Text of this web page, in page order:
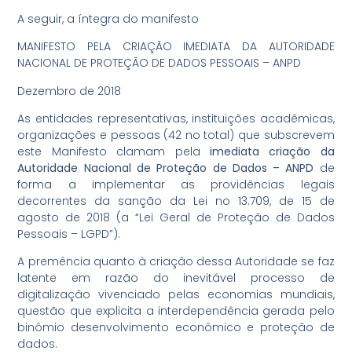
A seguir, a íntegra do manifesto
MANIFESTO PELA CRIAÇÃO IMEDIATA DA AUTORIDADE
NACIONAL DE PROTEÇÃO DE DADOS PESSOAIS – ANPD
Dezembro de 2018
As entidades representativas, instituições acadêmicas,
organizações e pessoas (42 no total) que subscrevem
este Manifesto clamam pela imediata criação da
Autoridade Nacional de Proteção de Dados – ANPD de
forma a implementar as providências legais
decorrentes da sanção da Lei no 13.709, de 15 de
agosto de 2018 (a “Lei Geral de Proteção de Dados
Pessoais – LGPD”).
A premência quanto à criação dessa Autoridade se faz
latente em razão do inevitável processo de
digitalização vivenciado pelas economias mundiais,
questão que explicita a interdependência gerada pelo
binômio desenvolvimento econômico e proteção de
dados.